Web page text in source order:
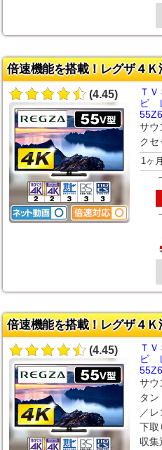
倍速機能を搭載！レグザ４Ｋ
(4.45)
Ｔ
ビ
サウ
クセ
1ヶ
倍速機能を搭載！レグザ４Ｋ
(4.45)
Ｔ
ビ
サウ
タ
／
下取
収集